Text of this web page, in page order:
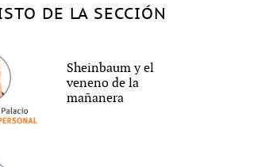
DE LA SECCIÓN
Sheinbaum y el
veneno de la
mañanera